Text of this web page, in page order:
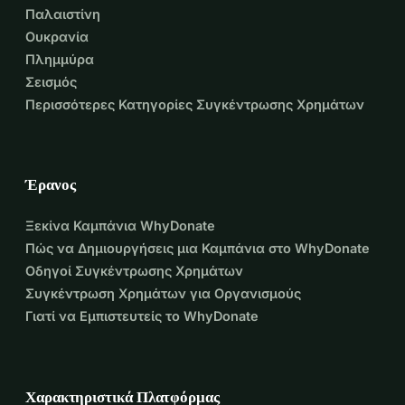
Παλαιστίνη
Ουκρανία
Πλημμύρα
Σεισμός
Περισσότερες Κατηγορίες Συγκέντρωσης Χρημάτων
Έρανος
Ξεκίνα Καμπάνια WhyDonate
Πώς να Δημιουργήσεις μια Καμπάνια στο WhyDonate
Οδηγοί Συγκέντρωσης Χρημάτων
Συγκέντρωση Χρημάτων για Οργανισμούς
Γιατί να Εμπιστευτείς το WhyDonate
Χαρακτηριστικά Πλατφόρμας